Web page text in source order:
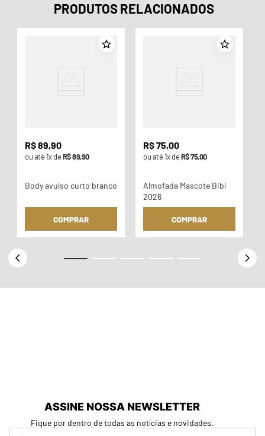
PRODUTOS RELACIONADOS
R$89,90
ou até1x deR$89,90
Body avulso curto branco
COMPRAR
R$75,00
ou até1x deR$75,00
Almofada Mascote Bibi
2026
COMPRAR
ASSINE NOSSA NEWSLETTER
Fique por dentro de todas as notícias e novidades.